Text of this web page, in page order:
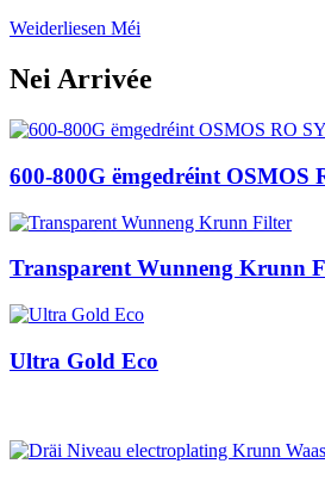
Weiderliesen Méi
Nei Arrivée
600-800G ëmgedréint OSMOS
Transparent Wunneng Krunn
Ultra Gold Eco